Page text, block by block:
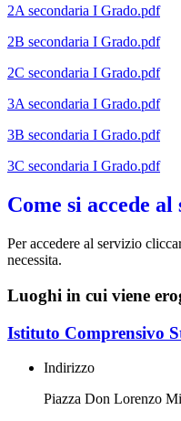
2A secondaria I Grado.pdf
2B secondaria I Grado.pdf
2C secondaria I Grado.pdf
3A secondaria I Grado.pdf
3B secondaria I Grado.pdf
3C secondaria I Grado.pdf
Come si accede
Per accedere al servizio
necessita.
Luoghi in cui viene
Istituto Comprensivo
Indirizzo
Piazza Don Lorenzo